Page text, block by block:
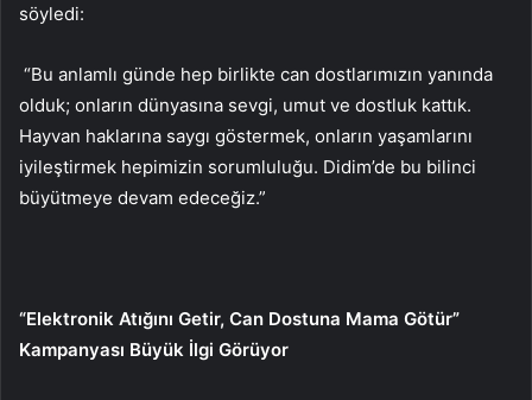
söyledi:
“Bu anlamlı günde hep birlikte can dostlarımızın yanında
olduk; onların dünyasına sevgi, umut ve dostluk kattık.
Hayvan haklarına saygı göstermek, onların yaşamlarını
iyileştirmek hepimizin sorumluluğu. Didim’de bu bilinci
büyütmeye devam edeceğiz.”
“Elektronik Atığını Getir, Can Dostuna Mama Götür”
Kampanyası Büyük İlgi Görüyor